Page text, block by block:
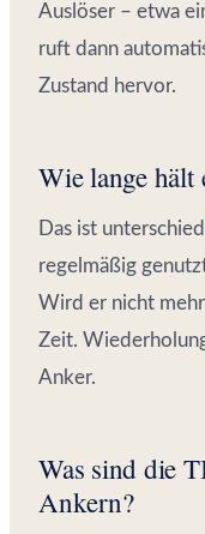
Auslöser – etwa
ruft dann
Zustand hervor.
Wie lange hält
Das ist
regelmäßig
Wird er nicht
Zeit.
Anker.
Was sind die
Ankern?